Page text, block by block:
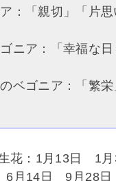
：「親切」「片思
ニア：「幸福な日
ベゴニア：「繁栄
花：1月13日 1
月14日 9月28日